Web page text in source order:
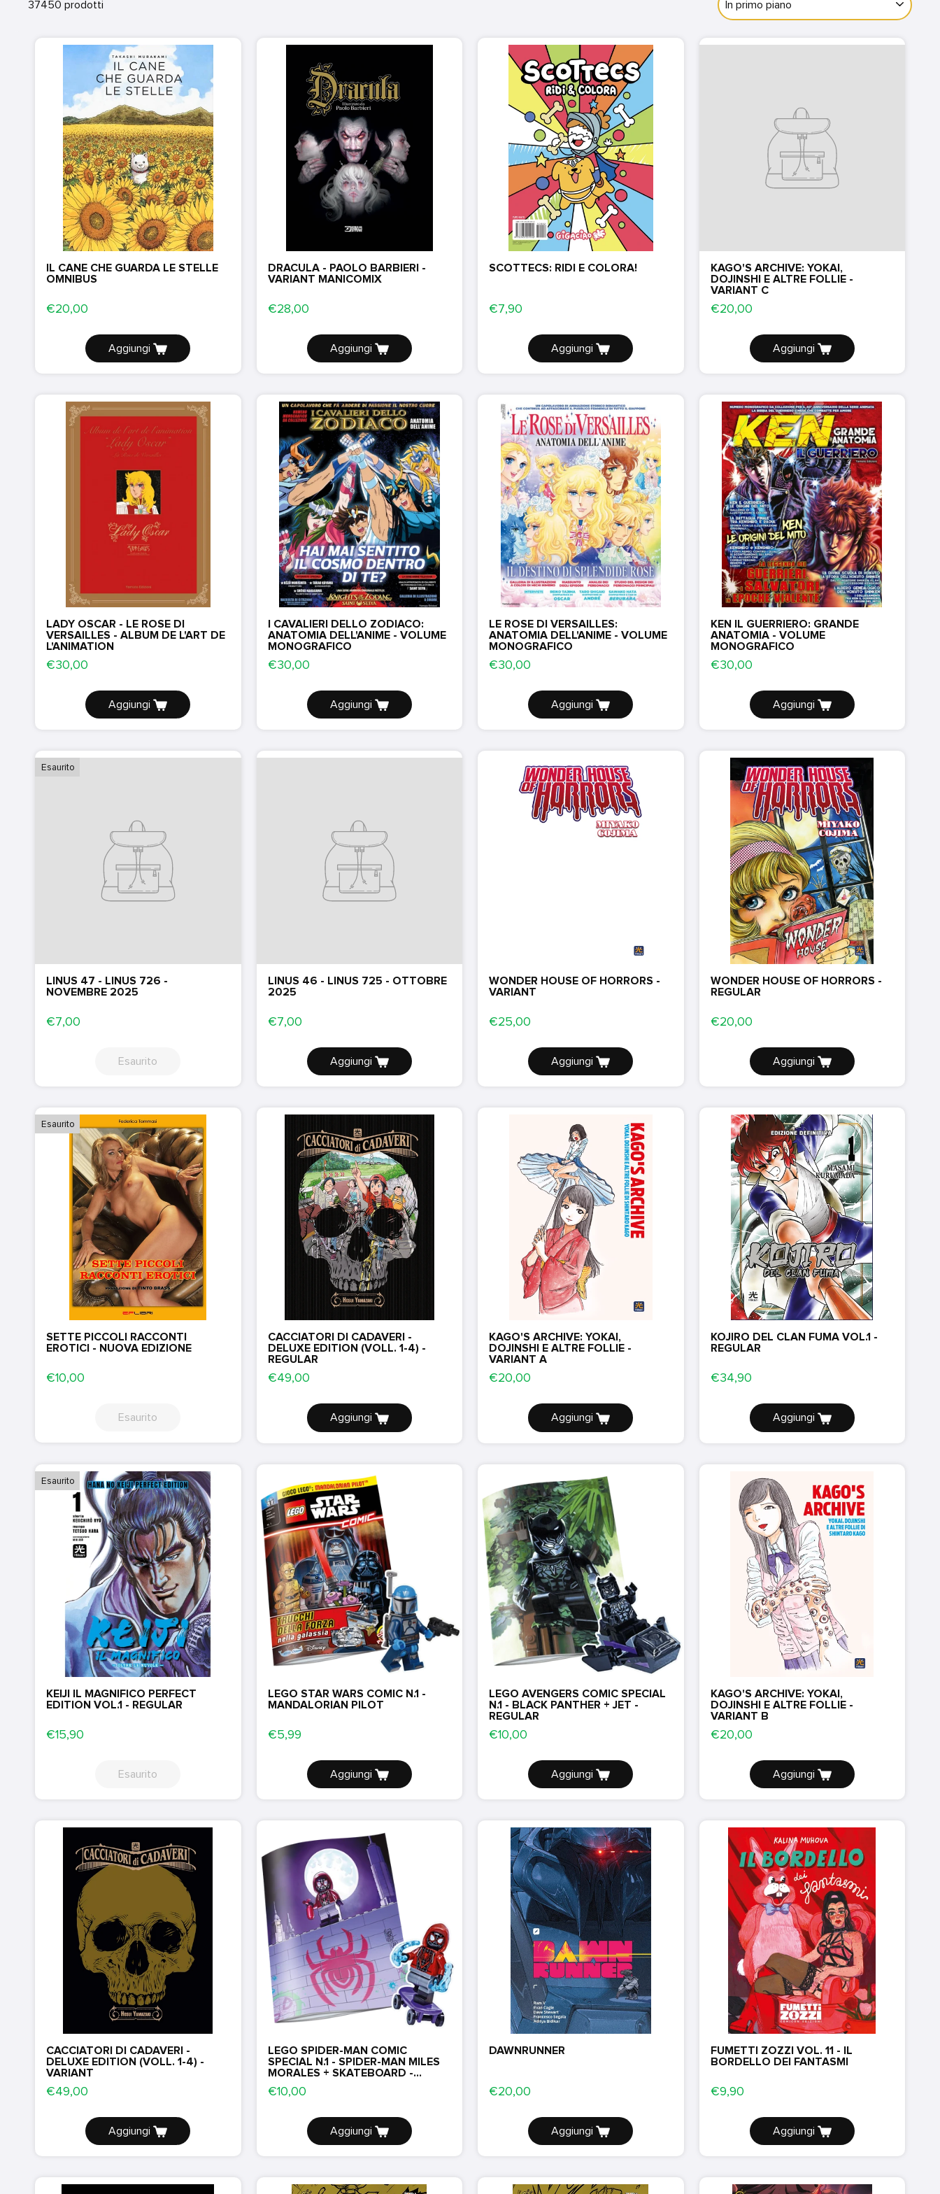
37450 prodotti
IL CANE CHE GUARDA LE STELLE
OMNIBUS
€20,00
Aggiungi
DRACULA - PAOLO BARBIERI -
VARIANT MANICOMIX
€28,00
Aggiungi
SCOTTECS: RIDI E COLORA!
€7,90
Aggiungi
KAGO'S ARCHIVE: YOKAI,
DOJINSHI E ALTRE FOLLIE -
VARIANT C
€20,00
Aggiungi
LADY OSCAR - LE ROSE DI
VERSAILLES - ALBUM DE L'ART DE
L'ANIMATION
€30,00
Aggiungi
I CAVALIERI DELLO ZODIACO:
ANATOMIA DELL'ANIME - VOLUME
MONOGRAFICO
€30,00
Aggiungi
LE ROSE DI VERSAILLES:
ANATOMIA DELL'ANIME - VOLUME
MONOGRAFICO
€30,00
Aggiungi
KEN IL GUERRIERO: GRANDE
ANATOMIA - VOLUME
MONOGRAFICO
€30,00
Aggiungi
Esaurito
LINUS 47 - LINUS 726 -
NOVEMBRE 2025
€7,00
Esaurito
LINUS 46 - LINUS 725 - OTTOBRE
2025
€7,00
Aggiungi
WONDER HOUSE OF HORRORS -
VARIANT
€25,00
Aggiungi
WONDER HOUSE OF HORRORS -
REGULAR
€20,00
Aggiungi
Esaurito
SETTE PICCOLI RACCONTI
EROTICI - NUOVA EDIZIONE
€10,00
Esaurito
CACCIATORI DI CADAVERI -
DELUXE EDITION (VOLL. 1-4) -
REGULAR
€49,00
Aggiungi
KAGO'S ARCHIVE: YOKAI,
DOJINSHI E ALTRE FOLLIE -
VARIANT A
€20,00
Aggiungi
KOJIRO DEL CLAN FUMA VOL.1 -
REGULAR
€34,90
Aggiungi
Esaurito
KEIJI IL MAGNIFICO PERFECT
EDITION VOL.1 - REGULAR
€15,90
Esaurito
LEGO STAR WARS COMIC N.1 -
MANDALORIAN PILOT
€5,99
Aggiungi
LEGO AVENGERS COMIC SPECIAL
N.1 - BLACK PANTHER + JET -
REGULAR
€10,00
Aggiungi
KAGO'S ARCHIVE: YOKAI,
DOJINSHI E ALTRE FOLLIE -
VARIANT B
€20,00
Aggiungi
CACCIATORI DI CADAVERI -
DELUXE EDITION (VOLL. 1-4) -
VARIANT
€49,00
Aggiungi
LEGO SPIDER-MAN COMIC
SPECIAL N.1 - SPIDER-MAN MILES
MORALES + SKATEBOARD -
€10,00
Aggiungi
DAWNRUNNER
€20,00
Aggiungi
FUMETTI ZOZZI VOL. 11 - IL
BORDELLO DEI FANTASMI
€9,90
Aggiungi